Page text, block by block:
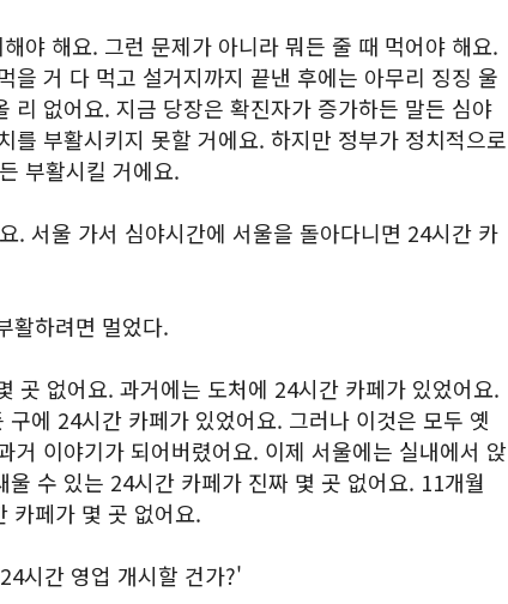
야 해요. 그런 문제가 아니라 뭐든 줄 때 먹어야 해요.
을 거 다 먹고 설거지까지 끝낸 후에는 아무리 징징 울
리 없어요. 지금 당장은 확진자가 증가하든 말든 심야
를 부활시키지 못할 거에요. 하지만 정부가 정치적으로
부활시킬 거에요.
. 서울 가서 심야시간에 서울을 돌아다니면 24시간 카
활하려면 멀었다.
곳 없어요. 과거에는 도처에 24시간 카페가 있었어요.
에 24시간 카페가 있었어요. 그러나 이것은 모두 옛
거 이야기가 되어버렸어요. 이제 서울에는 실내에서 앉
울 수 있는 24시간 카페가 진짜 몇 곳 없어요. 11개월
카페가 몇 곳 없어요.
시간 영업 개시할 건가?'